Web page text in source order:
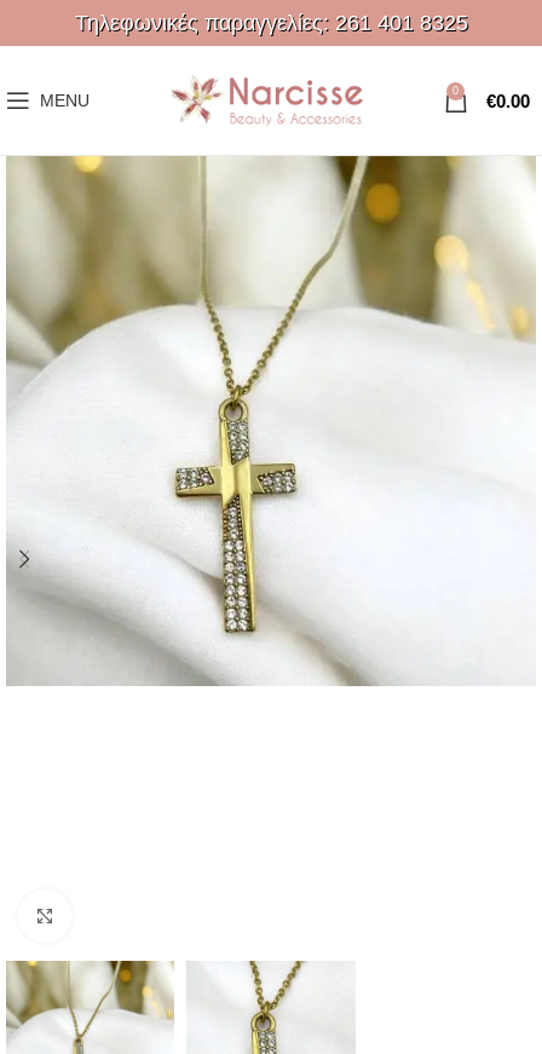
Τηλεφωνικές παραγγελίες: 261 401 8325
MENU 0 €0.00